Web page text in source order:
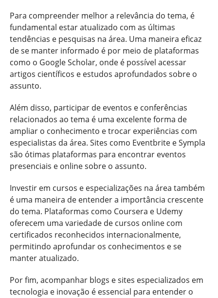
Para compreender melhor a relevância do tema, é
fundamental estar atualizado com as últimas
tendências e pesquisas na área. Uma maneira eficaz
de se manter informado é por meio de plataformas
como o Google Scholar, onde é possível acessar
artigos científicos e estudos aprofundados sobre o
assunto.
Além disso, participar de eventos e conferências
relacionados ao tema é uma excelente forma de
ampliar o conhecimento e trocar experiências com
especialistas da área. Sites como Eventbrite e Sympla
são ótimas plataformas para encontrar eventos
presenciais e online sobre o assunto.
Investir em cursos e especializações na área também
é uma maneira de entender a importância crescente
do tema. Plataformas como Coursera e Udemy
oferecem uma variedade de cursos online com
certificados reconhecidos internacionalmente,
permitindo aprofundar os conhecimentos e se
manter atualizado.
Por fim, acompanhar blogs e sites especializados em
tecnologia e inovação é essencial para entender o